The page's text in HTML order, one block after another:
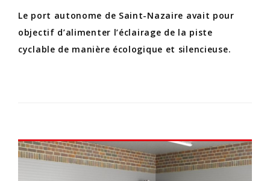
Le port autonome de Saint-Nazaire avait pour
objectif d’alimenter l’éclairage de la piste
cyclable de manière écologique et silencieuse.